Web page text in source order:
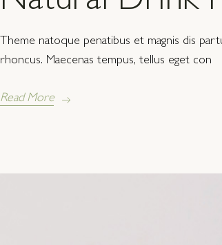
Theme natoque penatibus et magnis dis
rhoncus. Maecenas tempus, tellus eget con
Read More